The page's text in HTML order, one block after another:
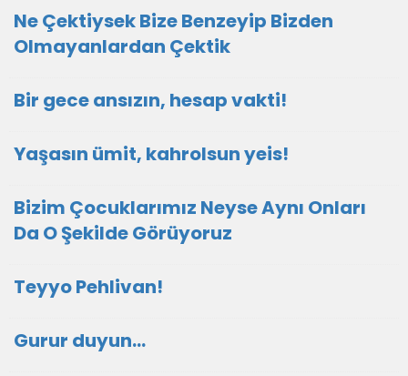
Ne Çektiysek Bize Benzeyip Bizden
Olmayanlardan Çektik
Bir gece ansızın, hesap vakti!
Yaşasın ümit, kahrolsun yeis!
Bizim Çocuklarımız Neyse Aynı Onları
Da O Şekilde Görüyoruz
Teyyo Pehlivan!
Gurur duyun...